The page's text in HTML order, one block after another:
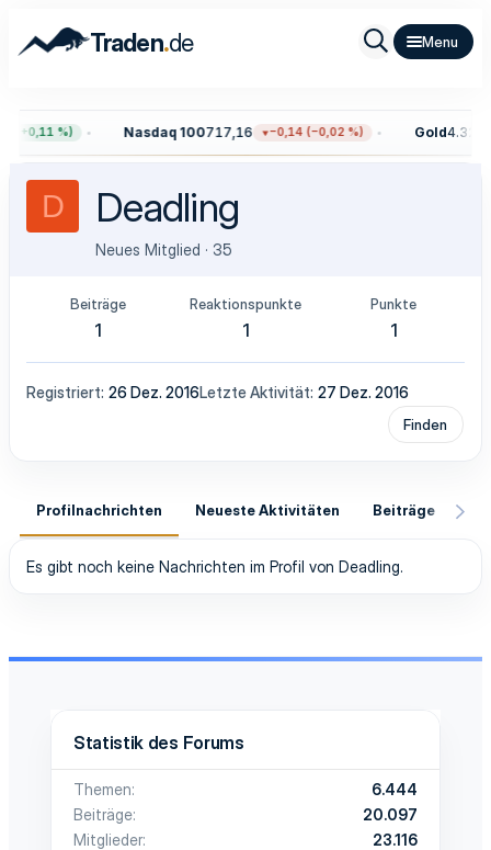
Traden.de
(+0,11 %) Nasdaq 100717,16 −0,14 (−0,02 %) Gold
D Deadling
Neues Mitglied · 35
Beiträge
1
Reaktionspunkte
1
Punkte
1
Registriert 26 Dez. 2016Letzte Aktivität 27 Dez. 2016
Finden
Profilnachrichten Neueste Aktivitäten Beiträge
Es gibt noch keine Nachrichten im Profil von Deadling.
Statistik des Forums
Themen
6.444
Beiträge
20.097
Mitglieder
23.116